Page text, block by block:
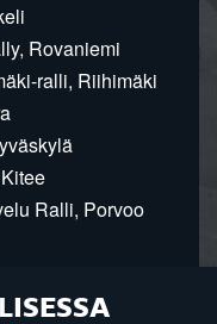
Rovaniemi
ralli, Riihimäki
Ralli, Porvoo